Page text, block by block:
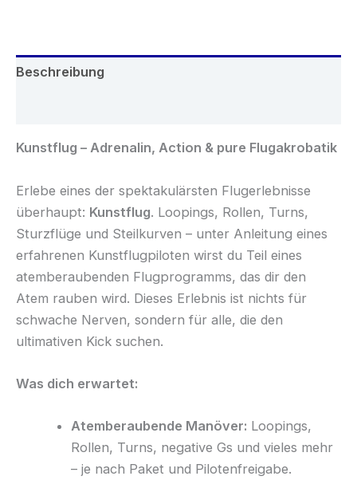
Beschreibung
Kunstflug – Adrenalin, Action & pure Flugakrobatik
Erlebe eines der spektakulärsten Flugerlebnisse
überhaupt: Kunstflug. Loopings, Rollen, Turns,
Sturzflüge und Steilkurven – unter Anleitung eines
erfahrenen Kunstflugpiloten wirst du Teil eines
atemberaubenden Flugprogramms, das dir den
Atem rauben wird. Dieses Erlebnis ist nichts für
schwache Nerven, sondern für alle, die den
ultimativen Kick suchen.
Was dich erwartet:
Atemberaubende Manöver: Loopings,
Rollen, Turns, negative Gs und vieles mehr
– je nach Paket und Pilotenfreigabe.